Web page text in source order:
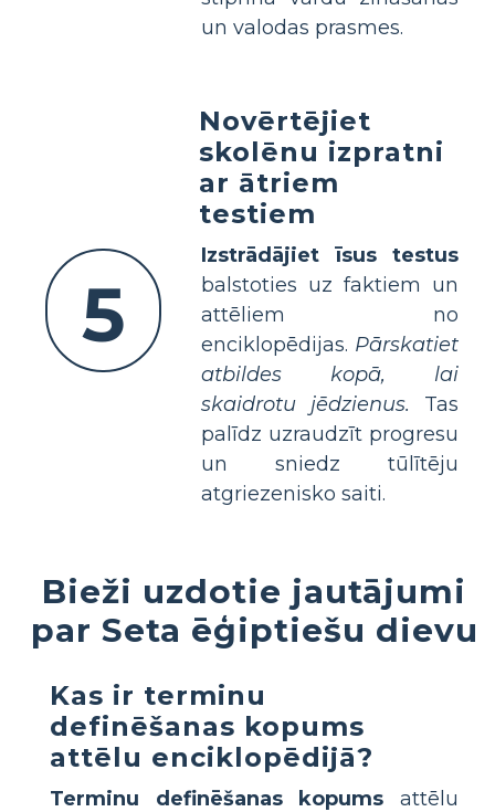
un valodas prasmes.
5
Novērtējiet
skolēnu izpratni
ar ātriem
testiem
Izstrādājiet īsus testus
balstoties uz faktiem un
attēliem no
enciklopēdijas. Pārskatiet
atbildes kopā, lai
skaidrotu jēdzienus. Tas
palīdz uzraudzīt progresu
un sniedz tūlītēju
atgriezenisko saiti.
Bieži uzdotie jautājumi
par Seta ēģiptiešu dievu
Kas ir terminu
definēšanas kopums
attēlu enciklopēdijā?
Terminu definēšanas kopums attēlu